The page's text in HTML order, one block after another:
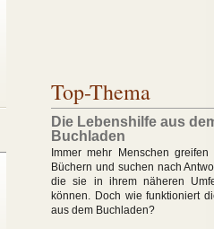
Top-Thema
Die Lebenshilfe aus
Buchladen
Immer mehr Menschen
Büchern und suchen nach
die sie in ihrem näheren
können. Doch wie funktioniert
aus dem Buchladen?